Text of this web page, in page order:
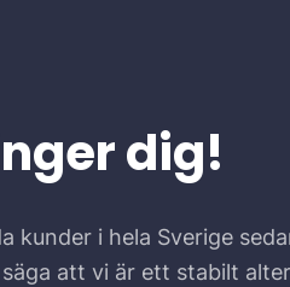
dig!
kunder i hela Sverige
att vi är ett stabilt